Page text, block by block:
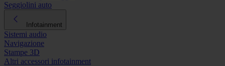
Seggiolini auto
Infotainment
Sistemi audio
Navigazione
Stampe 3D
Altri accessori infotainment